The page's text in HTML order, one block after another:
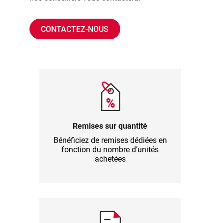
CONTACTEZ-NOUS
Remises sur quantité
Bénéficiez de remises dédiées en
fonction du nombre d’unités
achetées